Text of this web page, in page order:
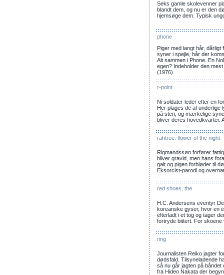
Seks gamle skolevenner
blandt dem, og nu er den
hjemsøge dem. Typisk
phone
Piger med langt hår,
syner i spejle, hår der
Alt sammen i Phone. En
egen? Indeholder den
(1976).
r-point
Ni soldater leder efter en
Her plages de af underlige
på sten, og mærkelige
bliver deres hovedkvarter.
rahtree: flower of the night
Rigmandssøn forfører
bliver gravid, men hans
galt og pigen forbløder til
Eksorcist-parodi og
red shoes, the
H.C. Andersens eventyr
koreanske gyser, hvor en
efterladt i et tog og tager
fortryde bittert. For
ring
Journalisten Reiko jagter
dødsfald. Tilsyneladende
så nu går jagten på
fra Hideo Nakata der